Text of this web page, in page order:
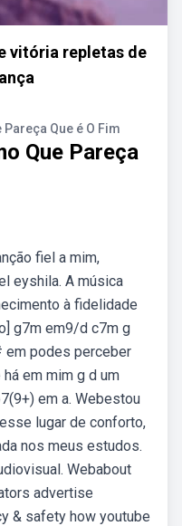
vitória repletas de
Que é O Fim
Que Pareça
fiel a mim,
eyshila. A música
à fidelidade
g7m em9/d c7m g
podes perceber
em mim g d um
em a. Webestou
lugar de conforto,
nos meus estudos.
Webabout
advertise
& safety how youtube